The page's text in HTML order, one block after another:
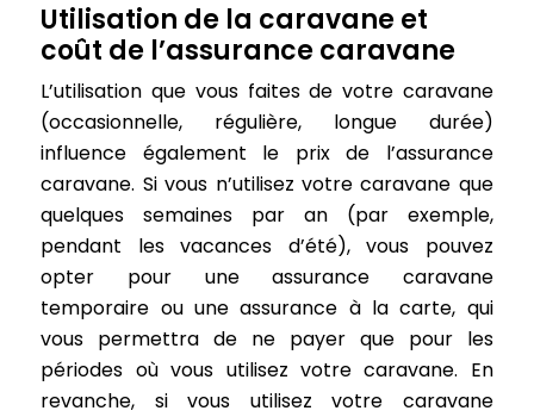
Utilisation de la caravane et
coût de l’assurance caravane
L’utilisation que vous faites de votre caravane
(occasionnelle, régulière, longue durée)
influence également le prix de l’assurance
caravane. Si vous n’utilisez votre caravane que
quelques semaines par an (par exemple,
pendant les vacances d’été), vous pouvez
opter pour une assurance caravane
temporaire ou une assurance à la carte, qui
vous permettra de ne payer que pour les
périodes où vous utilisez votre caravane. En
revanche, si vous utilisez votre caravane